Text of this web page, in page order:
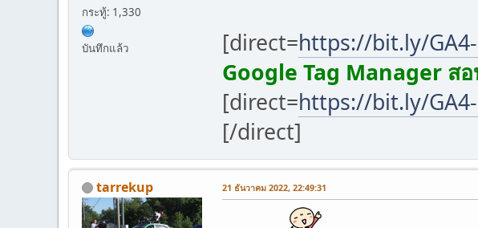
กระทู้: 1,330
บันทึกแล้ว [direct=https://bit.ly/
Google Tag Manager ส
[direct=https://bit.ly/
[/direct]
tarrekup 21 ธันวาคม 2022, 22:49:31